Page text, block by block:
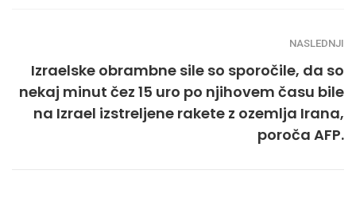
NASLEDNJI
Izraelske obrambne sile so sporočile, da so
nekaj minut čez 15 uro po njihovem času bile
na Izrael izstreljene rakete z ozemlja Irana,
poroča AFP.